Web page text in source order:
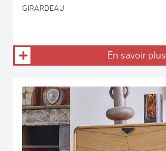
GIRARDEAU
En savoir plus